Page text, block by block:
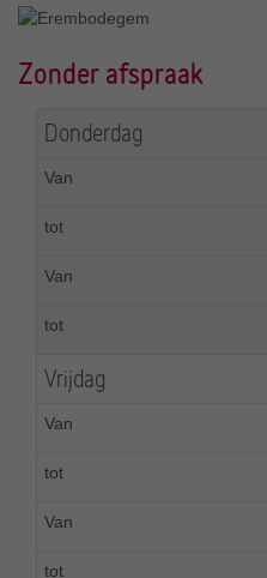
Zonder afspraak
Donderdag
Vrijdag